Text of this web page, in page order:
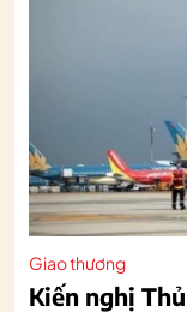
Giao thương
Kiến nghị